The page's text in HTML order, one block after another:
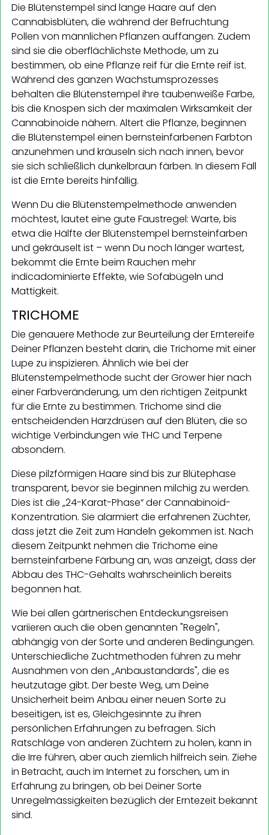
Die Blütenstempel sind lange Haare auf den
Cannabisblüten, die während der Befruchtung
Pollen von männlichen Pflanzen auffangen. Zudem
sind sie die oberflächlichste Methode, um zu
bestimmen, ob eine Pflanze reif für die Ernte reif ist.
Während des ganzen Wachstumsprozesses
behalten die Blütenstempel ihre taubenweiße Farbe,
bis die Knospen sich der maximalen Wirksamkeit der
Cannabinoide nähern. Altert die Pflanze, beginnen
die Blütenstempel einen bernsteinfarbenen Farbton
anzunehmen und kräuseln sich nach innen, bevor
sie sich schließlich dunkelbraun färben. In diesem Fall
ist die Ernte bereits hinfällig.
Wenn Du die Blütenstempelmethode anwenden
möchtest, lautet eine gute Faustregel: Warte, bis
etwa die Hälfte der Blütenstempel bernsteinfarben
und gekräuselt ist – wenn Du noch länger wartest,
bekommt die Ernte beim Rauchen mehr
indicadominierte Effekte, wie Sofabügeln und
Mattigkeit.
TRICHOME
Die genauere Methode zur Beurteilung der Erntereife
Deiner Pflanzen besteht darin, die Trichome mit einer
Lupe zu inspizieren. Ähnlich wie bei der
Blütenstempelmethode sucht der Grower hier nach
einer Farbveränderung, um den richtigen Zeitpunkt
für die Ernte zu bestimmen. Trichome sind die
entscheidenden Harzdrüsen auf den Blüten, die so
wichtige Verbindungen wie THC und Terpene
absondern.
Diese pilzförmigen Haare sind bis zur Blütephase
transparent, bevor sie beginnen milchig zu werden.
Dies ist die „24-Karat-Phase“ der Cannabinoid-
Konzentration. Sie alarmiert die erfahrenen Züchter,
dass jetzt die Zeit zum Handeln gekommen ist. Nach
diesem Zeitpunkt nehmen die Trichome eine
bernsteinfarbene Färbung an, was anzeigt, dass der
Abbau des THC-Gehalts wahrscheinlich bereits
begonnen hat.
Wie bei allen gärtnerischen Entdeckungsreisen
variieren auch die oben genannten "Regeln",
abhängig von der Sorte und anderen Bedingungen.
Unterschiedliche Zuchtmethoden führen zu mehr
Ausnahmen von den „Anbaustandards", die es
heutzutage gibt. Der beste Weg, um Deine
Unsicherheit beim Anbau einer neuen Sorte zu
beseitigen, ist es, Gleichgesinnte zu ihren
persönlichen Erfahrungen zu befragen. Sich
Ratschläge von anderen Züchtern zu holen, kann in
die Irre führen, aber auch ziemlich hilfreich sein. Ziehe
in Betracht, auch im Internet zu forschen, um in
Erfahrung zu bringen, ob bei Deiner Sorte
Unregelmässigkeiten bezüglich der Erntezeit bekannt
sind.